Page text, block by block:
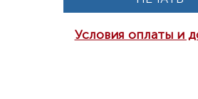
Условия оплаты и